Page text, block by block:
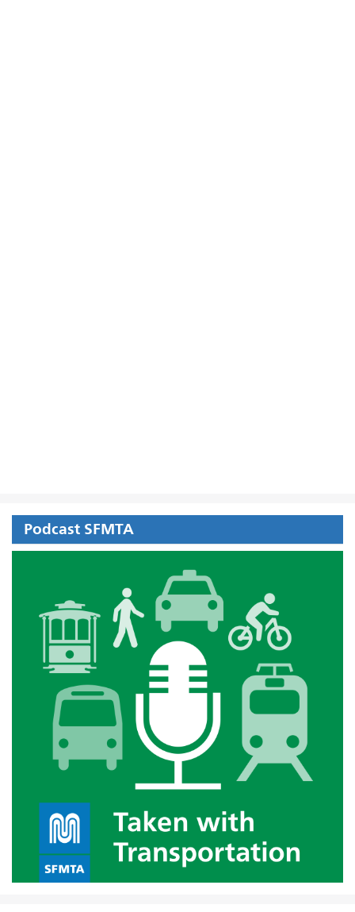
Podcast SFMTA